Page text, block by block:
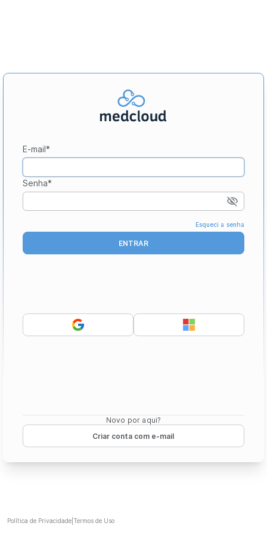
E-mail*
Senha*
Esqueci a senha
ENTRAR
Novo por aqui?
Criar conta com e-mail
Política de Privacidade Termos de Uso